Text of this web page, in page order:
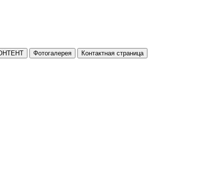
Фотогалерея Контактная страница